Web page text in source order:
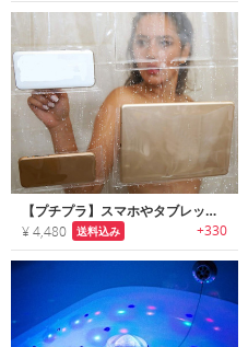
【プチプラ】スマホやタブレットをシャワー中も使える3Dウォータープルーフシャワーカーテン
¥ 4,480 送料込み +330